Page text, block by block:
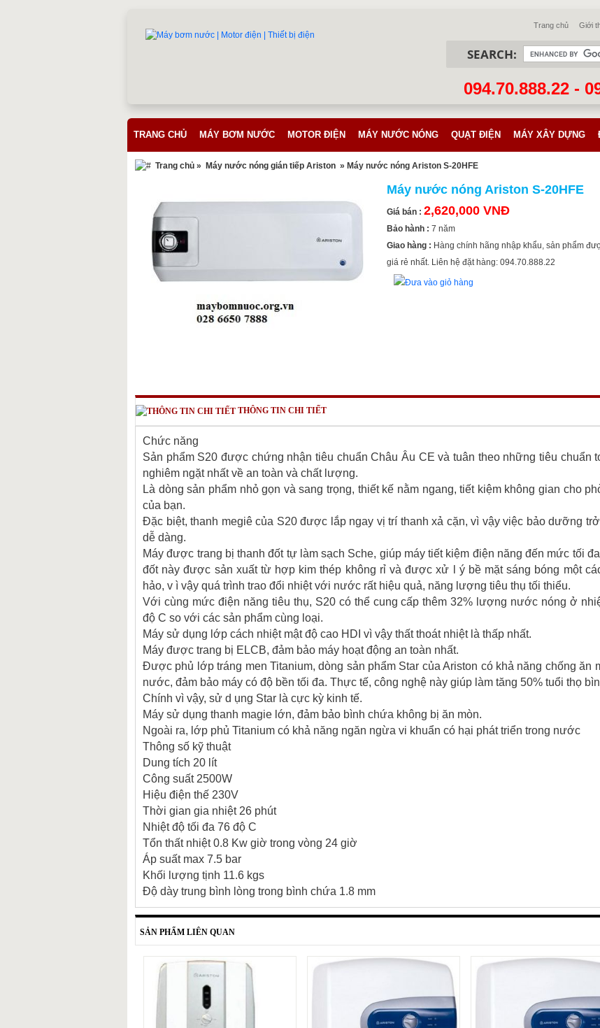
Trang chủ Giới
SEARCH:
094.70.888.22 -
TRANG CHỦ MÁY BƠM NƯỚC MOTOR ĐIỆN MÁY NƯỚC NÓNG QUẠT ĐIỆN MÁY XÂY DỰNG
Trang chủ » Máy nước nóng gián tiếp Ariston » Máy nước nóng Ariston S-20HFE
Máy nước nóng Ariston S-20HFE
Giá bán : 2,620,000 VNĐ
Bảo hành : 7 năm
Giao hàng : Hàng chính hãng nhập khẩu, sản phẩm
giá rẻ nhất. Liên hệ đặt hàng: 094.70.888.22
THÔNG TIN CHI TIẾT
Chức năng
Sản phẩm S20 được chứng nhận tiêu chuẩn Châu Âu CE và tuân theo những tiêu chuẩn
nghiêm ngặt nhất về an toàn và chất lượng.
Là dòng sản phẩm nhỏ gọn và sang trọng, thiết kế nằm ngang, tiết kiệm không gian cho
của bạn.
Đặc biệt, thanh megiê của S20 được lắp ngay vị trí thanh xả cặn, vì vậy việc bảo dưỡng
dễ dàng.
Máy được trang bị thanh đốt tự làm sạch Sche, giúp máy tiết kiệm điện năng đến mức tối
đốt này được sản xuất từ hợp kim thép không rỉ và được xử l ý bề mặt sáng bóng một
hảo, v ì vậy quá trình trao đổi nhiệt với nước rất hiệu quả, năng lượng tiêu thụ tối thiểu.
Với cùng mức điện năng tiêu thụ, S20 có thể cung cấp thêm 32% lượng nước nóng ở
độ C so với các sản phẩm cùng loại.
Máy sử dụng lớp cách nhiệt mật độ cao HDI vì vậy thất thoát nhiệt là thấp nhất.
Máy được trang bị ELCB, đảm bảo máy hoạt động an toàn nhất.
Được phủ lớp tráng men Titanium, dòng sản phẩm Star của Ariston có khả năng chống ăn
nước, đảm bảo máy có độ bền tối đa. Thực tế, công nghệ này giúp làm tăng 50% tuổi thọ
Chính vì vậy, sử d ụng Star là cực kỳ kinh tế.
Máy sử dụng thanh magie lớn, đảm bảo bình chứa không bị ăn mòn.
Ngoài ra, lớp phủ Titanium có khả năng ngăn ngừa vi khuẩn có hại phát triển trong nước
Thông số kỹ thuật
Dung tích 20 lít
Công suất 2500W
Hiệu điện thế 230V
Thời gian gia nhiệt 26 phút
Nhiệt độ tối đa 76 độ C
Tổn thất nhiệt 0.8 Kw giờ trong vòng 24 giờ
Áp suất max 7.5 bar
Khối lượng tịnh 11.6 kgs
Độ dày trung bình lòng trong bình chứa 1.8 mm
SẢN PHẨM LIÊN QUAN